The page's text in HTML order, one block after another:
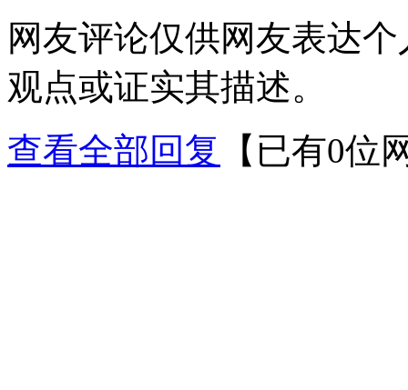
网友评论仅供网友表达
观点或证实其描述。
查看全部回复
【已有0位